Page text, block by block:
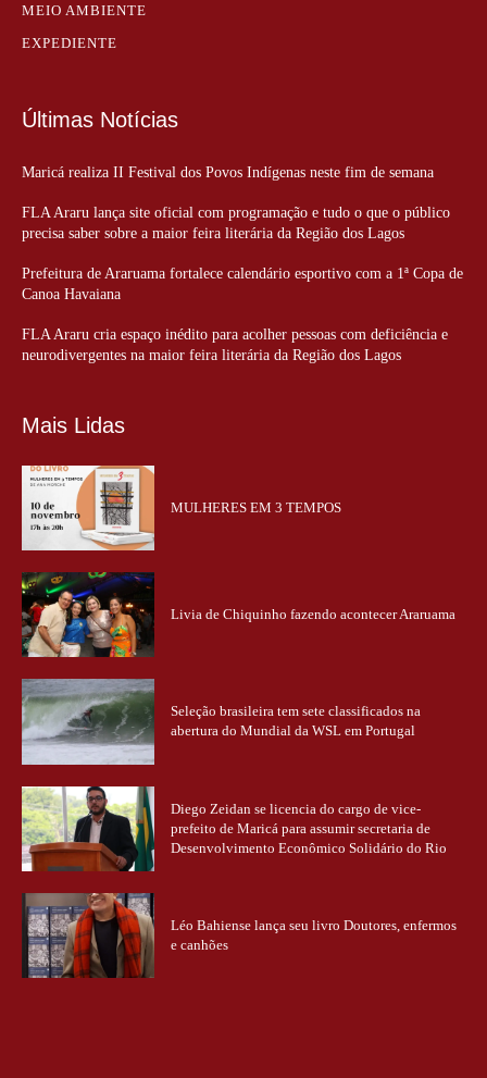
MEIO AMBIENTE
EXPEDIENTE
Últimas Notícias
Maricá realiza II Festival dos Povos Indígenas neste fim de semana
FLA Araru lança site oficial com programação e tudo o que o público
precisa saber sobre a maior feira literária da Região dos Lagos
Prefeitura de Araruama fortalece calendário esportivo com a 1ª Copa de
Canoa Havaiana
FLA Araru cria espaço inédito para acolher pessoas com deficiência e
neurodivergentes na maior feira literária da Região dos Lagos
Mais Lidas
MULHERES EM 3 TEMPOS
Livia de Chiquinho fazendo acontecer Araruama
Seleção brasileira tem sete classificados na
abertura do Mundial da WSL em Portugal
Diego Zeidan se licencia do cargo de vice-
prefeito de Maricá para assumir secretaria de
Desenvolvimento Econômico Solidário do Rio
Léo Bahiense lança seu livro Doutores, enfermos
e canhões